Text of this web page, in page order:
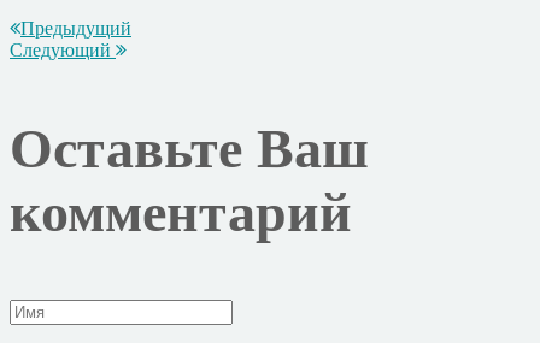
Предыдущий
Следующий
Оставьте Ваш
комментарий